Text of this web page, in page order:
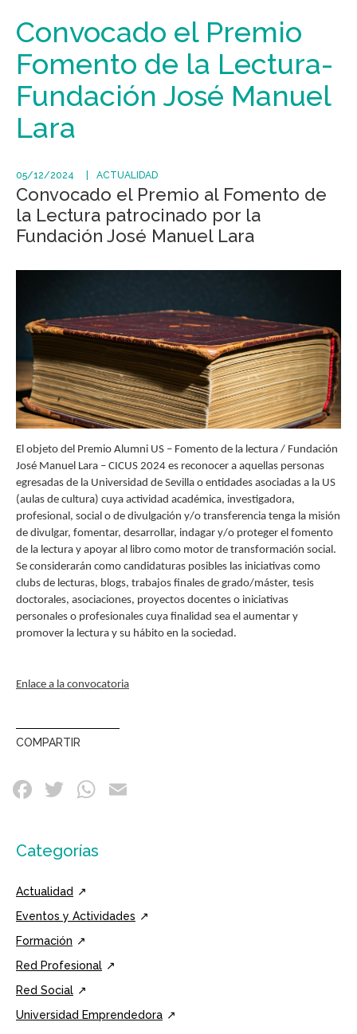
Convocado el Premio
Fomento de la Lectura-
Fundación José Manuel
Lara
05/12/2024 ACTUALIDAD
Convocado el Premio al Fomento de
la Lectura patrocinado por la
Fundación José Manuel Lara
El objeto del Premio Alumni US – Fomento de la lectura / Fundación
José Manuel Lara – CICUS 2024 es reconocer a aquellas personas
egresadas de la Universidad de Sevilla o entidades asociadas a la US
(aulas de cultura) cuya actividad académica, investigadora,
profesional, social o de divulgación y/o transferencia tenga la misión
de divulgar, fomentar, desarrollar, indagar y/o proteger el fomento
de la lectura y apoyar al libro como motor de transformación social.
Se considerarán como candidaturas posibles las iniciativas como
clubs de lecturas, blogs, trabajos finales de grado/máster, tesis
doctorales, asociaciones, proyectos docentes o iniciativas
personales o profesionales cuya finalidad sea el aumentar y
promover la lectura y su hábito en la sociedad.
Enlace a la convocatoria
COMPARTIR
Categorías
Actualidad
Eventos y Actividades
Formación
Red Profesional
Red Social
Universidad Emprendedora